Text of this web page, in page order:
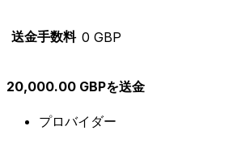
送金手数料 0 GBP
20,000.00 GBPを送金
プロバイダー